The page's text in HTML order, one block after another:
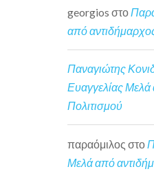
georgios στο
από
Παναγιώτης
Ευαγγελίας
Πολιτισμού
παραόμιλος στο
Μελά από